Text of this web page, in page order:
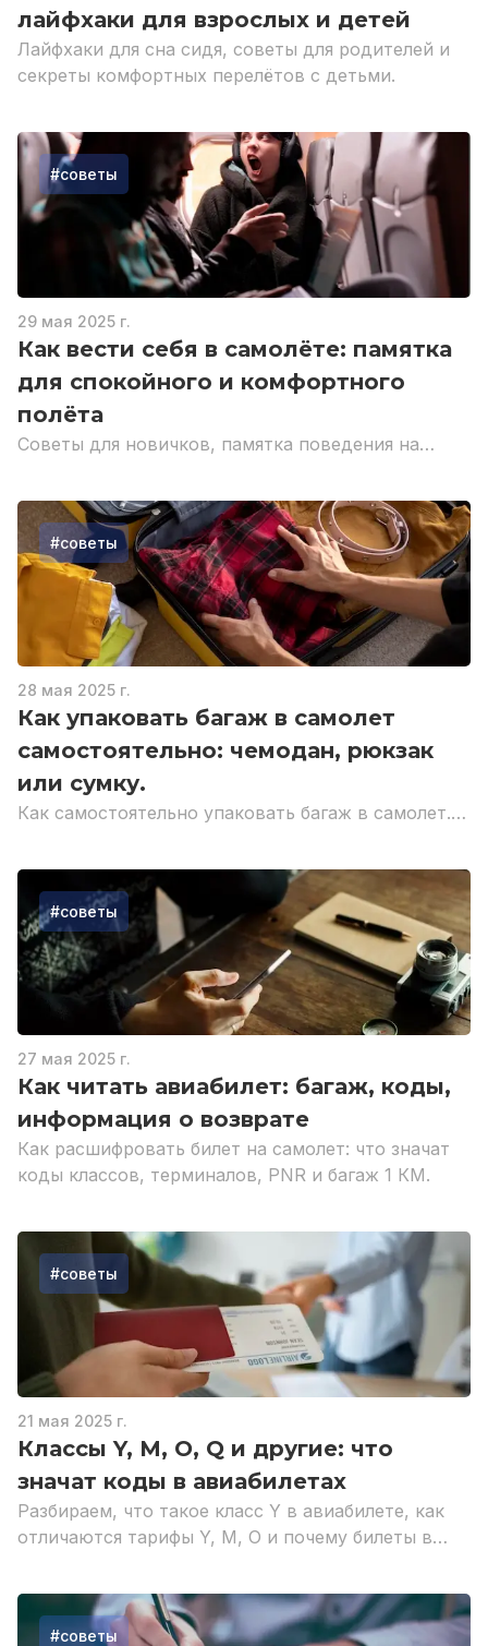
лайфхаки для взрослых и детей
Лайфхаки для сна сидя, советы для родителей и
секреты комфортных перелётов с детьми.
#советы
29 мая 2025 г.
Как вести себя в самолёте: памятка
для спокойного и комфортного
полёта
Советы для новичков, памятка поведения на
перелёт.
#советы
28 мая 2025 г.
Как упаковать багаж в самолет
самостоятельно: чемодан, рюкзак
или сумку.
Как самостоятельно упаковать багаж в самолет.
#советы
27 мая 2025 г.
Как читать авиабилет: багаж, коды,
информация о возврате
Как расшифровать билет на самолет: что значат
коды классов, терминалов, PNR и багаж 1 КМ.
#советы
21 мая 2025 г.
Классы Y, M, O, Q и другие: что
значат коды в авиабилетах
Разбираем, что такое класс Y в авиабилете, как
отличаются тарифы Y, M, O и почему билеты в
#советы